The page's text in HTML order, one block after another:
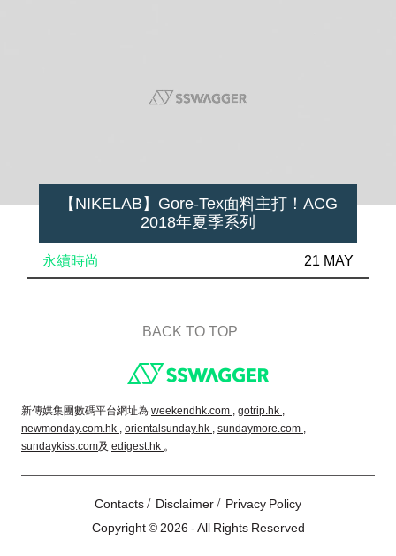
【NIKELAB】Gore-Tex面料主打！ACG
2018年夏季系列
永續時尚 21 MAY
BACK TO TOP
新傳媒集團數碼平台網址為 weekendhk.com ,
gotrip.hk ,
newmonday.com.hk ,
orientalsunday.hk ,
sundaymore.com ,
sundaykiss.com及 edigest.hk 。
Contacts/ Disclaimer/ Privacy Policy
Copyright © 2026 - All Rights Reserved